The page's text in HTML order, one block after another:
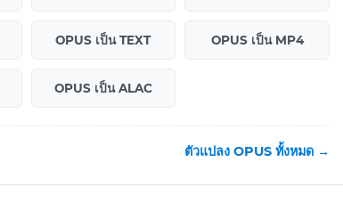
OPUS เป็น TEXT OPUS เป็น MP4
OPUS เป็น ALAC
ตัวแปลง OPUS ทั้งหมด →